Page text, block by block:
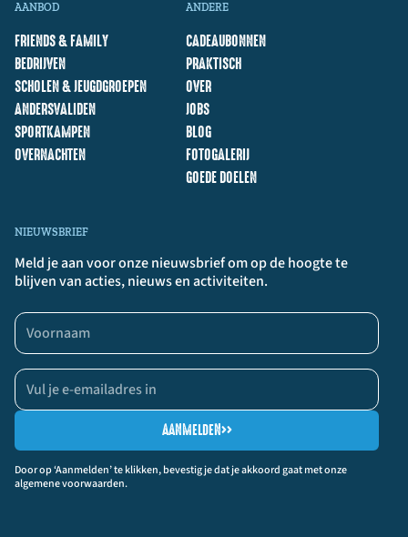
AANBOD
FRIENDS & FAMILY
BEDRIJVEN
SCHOLEN & JEUGDGROEPEN
ANDERSVALIDEN
SPORTKAMPEN
OVERNACHTEN
ANDERE
CADEAUBONNEN
PRAKTISCH
OVER
JOBS
BLOG
FOTOGALERIJ
GOEDE DOELEN
NIEUWSBRIEF
Meld je aan voor onze nieuwsbrief om op de hoogte te
blijven van acties, nieuws en activiteiten.
Door op ‘Aanmelden’ te klikken, bevestig je dat je akkoord gaat met onze
algemene voorwaarden.
AANMELDEN>>